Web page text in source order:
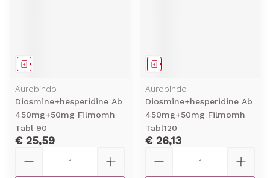
Geneesmiddel
Aurobindo
Diosmine+hesperidine Ab
450mg+50mg Filmomh
Tabl 90
€ 25,59
Geneesmiddel
Aurobindo
Diosmine+hesperidine Ab
450mg+50mg Filmomh
Tabl120
€ 26,13